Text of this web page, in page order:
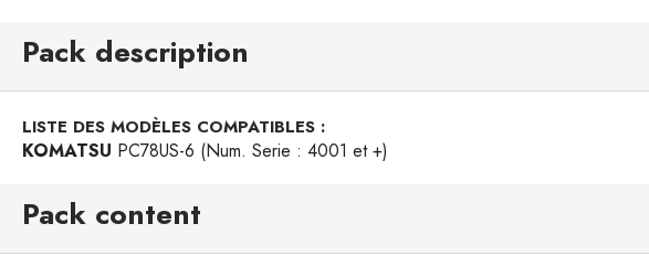
Pack description
LISTE DES MODÈLES COMPATIBLES :
KOMATSU PC78US-6 (Num. Serie : 4001 et +)
Pack content